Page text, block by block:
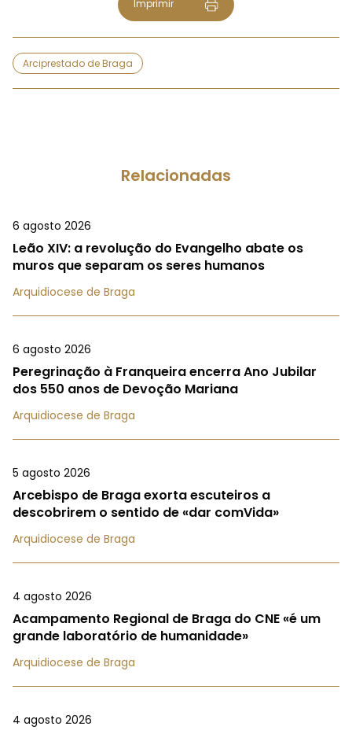
Imprimir
Arciprestado de Braga
Relacionadas
6 agosto 2026
Leão XIV: a revolução do Evangelho abate os
muros que separam os seres humanos
Arquidiocese de Braga
6 agosto 2026
Peregrinação à Franqueira encerra Ano Jubilar
dos 550 anos de Devoção Mariana
Arquidiocese de Braga
5 agosto 2026
Arcebispo de Braga exorta escuteiros a
descobrirem o sentido de «dar comVida»
Arquidiocese de Braga
4 agosto 2026
Acampamento Regional de Braga do CNE «é um
grande laboratório de humanidade»
Arquidiocese de Braga
4 agosto 2026